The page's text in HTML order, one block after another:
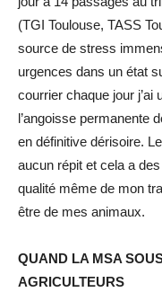
(TGI Toulouse, TASS
source de stress
urgences dans un état
courrier chaque jour j’ai
l’angoisse permanente
en définitive dérisoire.
aucun répit et cela a
qualité même de mon
être de mes animaux.
QUAND LA MSA
AGRICULTEURS